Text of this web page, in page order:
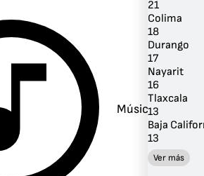
Música
21
Colima
18
Durango
17
Nayarit
16
Tlaxcala
13
Baja
13
Ver más